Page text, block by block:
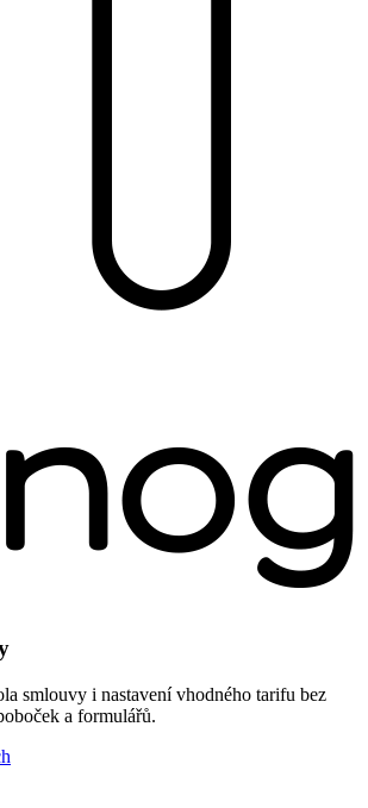
smlouvy i nastavení vhodného tarifu bez
a formulářů.